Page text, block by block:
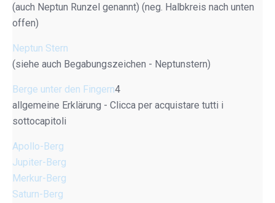
(auch Neptun Runzel genannt) (neg. Halbkreis nach unten
offen)
Neptun Stern
(siehe auch Begabungszeichen - Neptunstern)
Berge unter den Fingern4
allgemeine Erklärung - Clicca per acquistare tutti i
sottocapitoli
Apollo-Berg
Jupiter-Berg
Merkur-Berg
Saturn-Berg